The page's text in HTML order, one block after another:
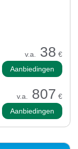
v.a. 38 €
Aanbiedingen
v.a. 807 €
Aanbiedingen